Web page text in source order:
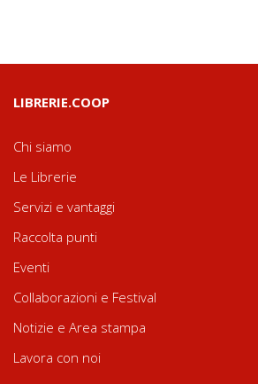
LIBRERIE.COOP
Chi siamo
Le Librerie
Servizi e vantaggi
Raccolta punti
Eventi
Collaborazioni e Festival
Notizie e Area stampa
Lavora con noi